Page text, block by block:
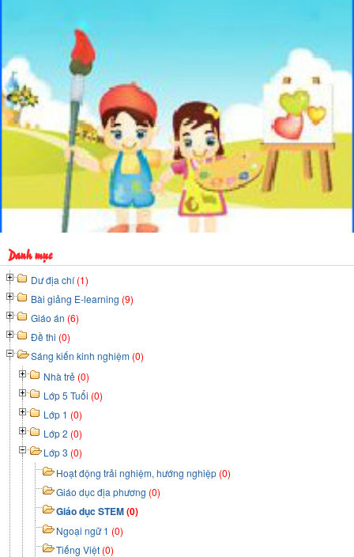
Danh mục
Dư địa chí(1)
Bài giảng E-learning (9)
Giáo án (6)
Đề thi (0)
Sáng kiến kinh nghiệm (0)
Nhà trẻ (0)
Lớp 5 Tuổi (0)
Lớp 1 (0)
Lớp 2 (0)
Lớp 3 (0)
Hoạt động trải nghiệm, hướng nghiệp (0)
Giáo dục địa phương (0)
Giáo dục STEM(0)
Ngoại ngữ 1 (0)
Tiếng Việt (0)